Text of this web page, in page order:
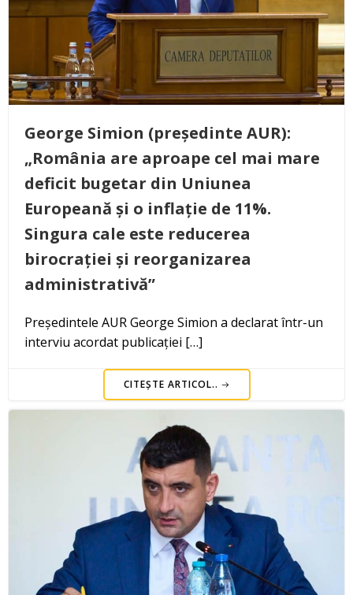
George Simion (președinte AUR):
„România are aproape cel mai mare
deficit bugetar din Uniunea
Europeană și o inflație de 11%.
Singura cale este reducerea
birocrației și reorganizarea
administrativă”
Președintele AUR George Simion a declarat într-un
interviu acordat publicației […]
CITEȘTE ARTICOL..